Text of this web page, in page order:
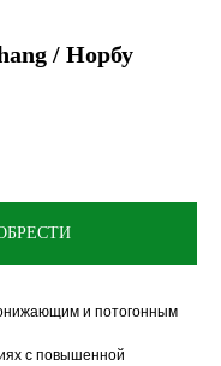
/ Норбу
и потогонным
с повышенной